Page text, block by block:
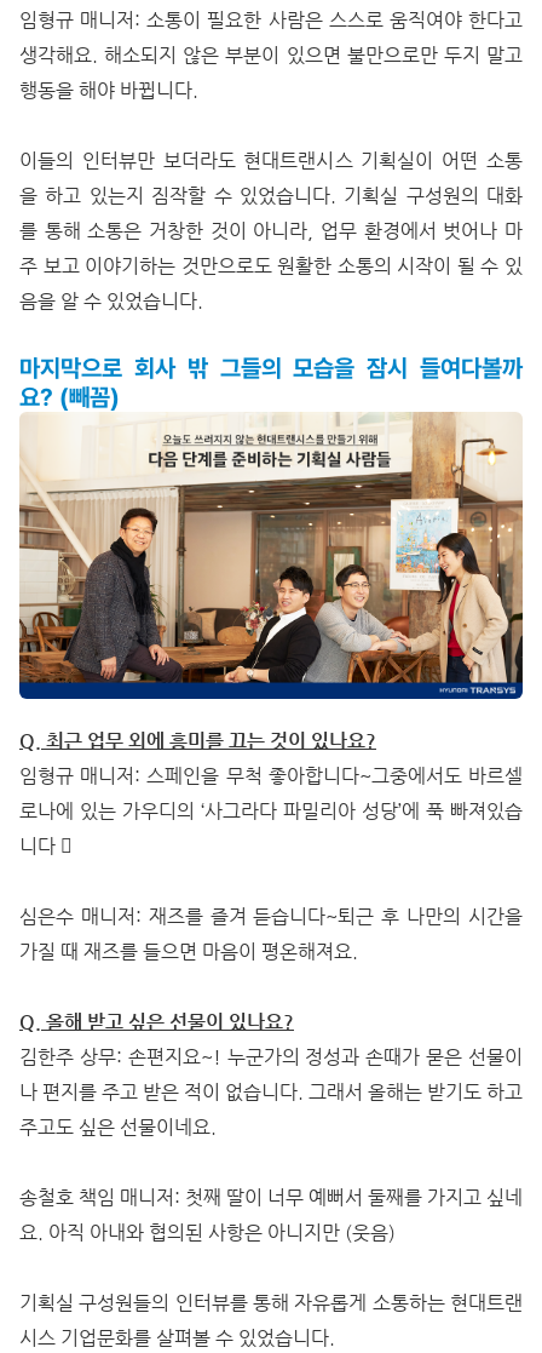
임형규 매니저: 소통이 필요한 사람은 스스로 움직여야 한다고
생각해요. 해소되지 않은 부분이 있으면 불만으로만 두지 말고
행동을 해야 바뀝니다.
이들의 인터뷰만 보더라도 현대트랜시스 기획실이 어떤 소통
을 하고 있는지 짐작할 수 있었습니다. 기획실 구성원의 대화
를 통해 소통은 거창한 것이 아니라, 업무 환경에서 벗어나 마
주 보고 이야기하는 것만으로도 원활한 소통의 시작이 될 수 있
음을 알 수 있었습니다.
마지막으로 회사 밖 그들의 모습을 잠시 들여다볼까
요? (빼꼼)
Q. 최근 업무 외에 흥미를 끄는 것이 있나요?
임형규 매니저: 스페인을 무척 좋아합니다~그중에서도 바르셀
로나에 있는 가우디의 ‘사그라다 파밀리아 성당’에 푹 빠져있습
니다 
심은수 매니저: 재즈를 즐겨 듣습니다~퇴근 후 나만의 시간을
가질 때 재즈를 들으면 마음이 평온해져요.
Q. 올해 받고 싶은 선물이 있나요?
김한주 상무: 손편지요~! 누군가의 정성과 손때가 묻은 선물이
나 편지를 주고 받은 적이 없습니다. 그래서 올해는 받기도 하고
주고도 싶은 선물이네요.
송철호 책임 매니저: 첫째 딸이 너무 예뻐서 둘째를 가지고 싶네
요. 아직 아내와 협의된 사항은 아니지만 (웃음)
기획실 구성원들의 인터뷰를 통해 자유롭게 소통하는 현대트랜
시스 기업문화를 살펴볼 수 있었습니다.